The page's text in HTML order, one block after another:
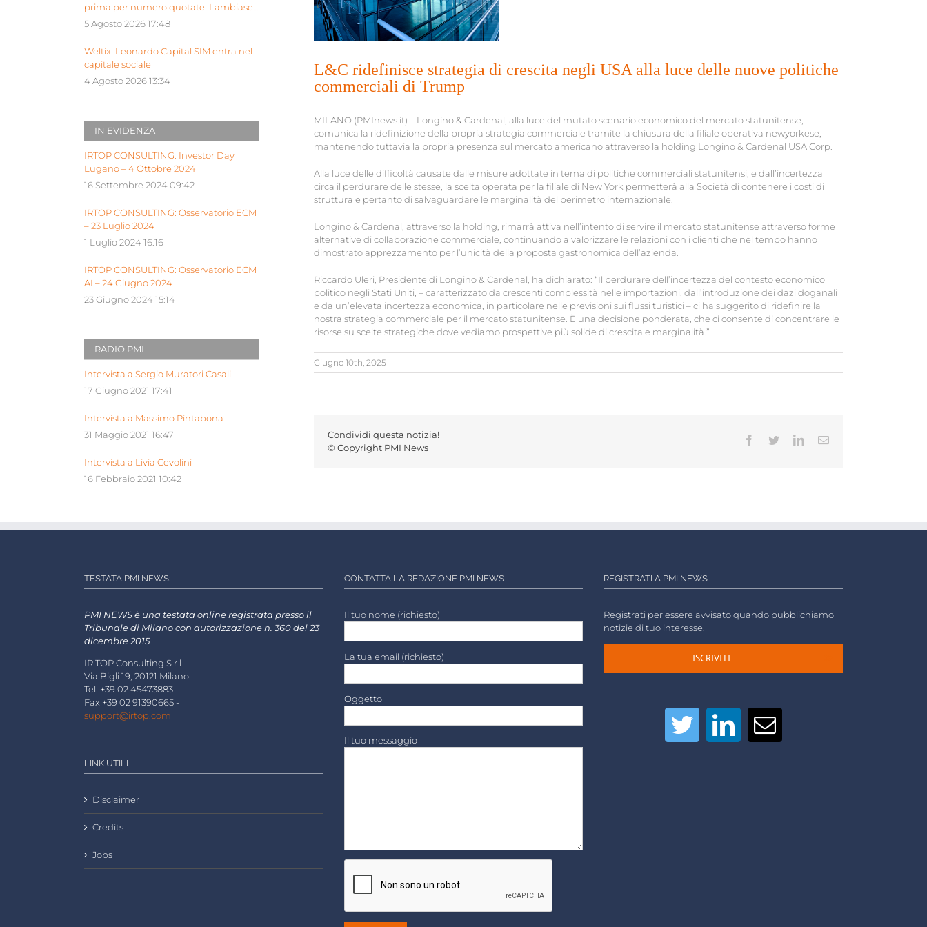
L&C ridefinisce strategia di crescita negli USA alla luce delle nuove politiche
commerciali di Trump
MILANO (PMInews.it) – Longino & Cardenal, alla luce del mutato scenario economico del mercato statunitense,
comunica la ridefinizione della propria strategia commerciale tramite la chiusura della filiale operativa newyorkese,
mantenendo tuttavia la propria presenza sul mercato americano attraverso la holding Longino & Cardenal USA Corp.
Alla luce delle difficoltà causate dalle misure adottate in tema di politiche commerciali statunitensi, e dall’incertezza
circa il perdurare delle stesse, la scelta operata per la filiale di New York permetterà alla Società di contenere i costi di
struttura e pertanto di salvaguardare le marginalità del perimetro internazionale.
Longino & Cardenal, attraverso la holding, rimarrà attiva nell’intento di servire il mercato statunitense attraverso forme
alternative di collaborazione commerciale, continuando a valorizzare le relazioni con i clienti che nel tempo hanno
dimostrato apprezzamento per l’unicità della proposta gastronomica dell’azienda.
Riccardo Uleri, Presidente di Longino & Cardenal, ha dichiarato: “Il perdurare dell’incertezza del contesto economico
politico negli Stati Uniti, – caratterizzato da crescenti complessità nelle importazioni, dall’introduzione dei dazi doganali
e da un’elevata incertezza economica, in particolare nelle previsioni sui flussi turistici – ci ha suggerito di ridefinire la
nostra strategia commerciale per il mercato statunitense. È una decisione ponderata, che ci consente di concentrare le
risorse su scelte strategiche dove vediamo prospettive più solide di crescita e marginalità.”
Giugno 10th, 2025
Condividi questa notizia!
© Copyright PMI News
Facebook
TwitterLinkedInEmail
prima per numero quotate. Lambiase:
“Milano piattaforma europea Siu”
5 Agosto 2026 17:48
Weltix: Leonardo Capital SIM entra nel
capitale sociale
4 Agosto 2026 13:34
IN EVIDENZA
IRTOP CONSULTING: Investor Day
Lugano – 4 Ottobre 2024
16 Settembre 2024 09:42
IRTOP CONSULTING: Osservatorio ECM
– 23 Luglio 2024
1 Luglio 2024 16:16
IRTOP CONSULTING: Osservatorio ECM
AI – 24 Giugno 2024
23 Giugno 2024 15:14
RADIO PMI
Intervista a Sergio Muratori Casali
17 Giugno 2021 17:41
Intervista a Massimo Pintabona
31 Maggio 2021 16:47
Intervista a Livia Cevolini
16 Febbraio 2021 10:42
TESTATA PMI NEWS:
PMI NEWS è una testata online registrata presso il
Tribunale di Milano con autorizzazione n. 360 del 23
dicembre 2015
IR TOP Consulting S.r.l.
Via Bigli 19, 20121 Milano
Tel. +39 02 45473883
Fax +39 02 91390665 -
support@irtop.com
LINK UTILI
Disclaimer
Credits
Jobs
CONTATTA LA REDAZIONE PMI NEWS
Il tuo nome (richiesto)
La tua email (richiesto)
Oggetto
Il tuo messaggio
REGISTRATI A PMI NEWS
Registrati per essere avvisato quando pubblichiamo
notizie di tuo interesse.
ISCRIVITI